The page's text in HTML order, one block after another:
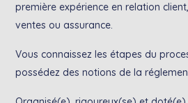
première expérience en relation
ventes ou assurance.
Vous connaissez les étapes du
possédez des notions de la